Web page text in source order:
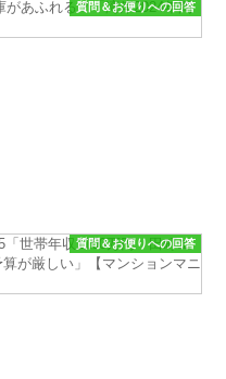
質問＆お便りへの回答
質問＆お便りへの回答